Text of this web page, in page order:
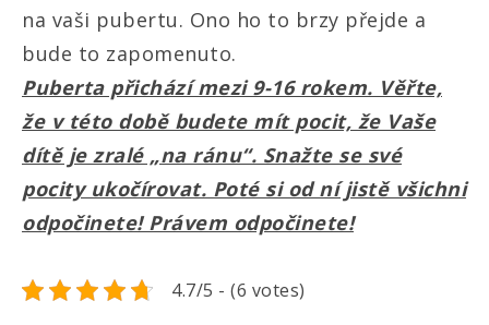
na vaši pubertu. Ono ho to brzy přejde a
bude to zapomenuto.
Puberta přichází mezi 9-16 rokem. Věřte,
že v této době budete mít pocit, že Vaše
dítě je zralé „na ránu“. Snažte se své
pocity ukočírovat. Poté si od ní jistě všichni
odpočinete! Právem odpočinete!
4.7/5 - (6 votes)